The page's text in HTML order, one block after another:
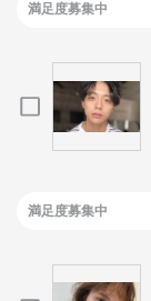
満足度募集中
満足度募集中